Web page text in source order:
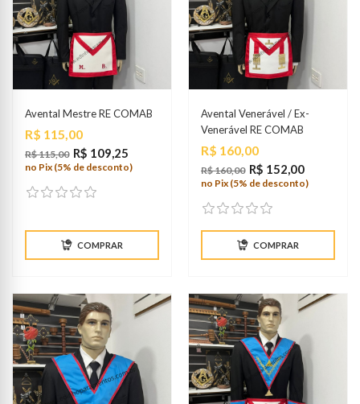
Avental Mestre RE COMAB
Preço
R$ 115,00
R$ 115,00 R$ 109,25
no Pix (5% de desconto)
COMPRAR
Avental Venerável / Ex-
Venerável RE COMAB
Preço
R$ 160,00
R$ 160,00 R$ 152,00
no Pix (5% de desconto)
COMPRAR